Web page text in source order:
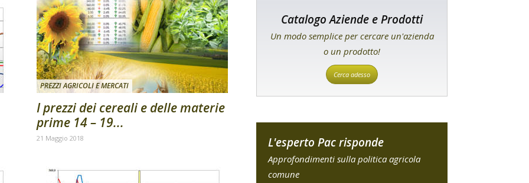
PREZZI AGRICOLI E MERCATI
I prezzi dei cereali e delle materie
prime 14 – 19...
21 Maggio 2018
Catalogo Aziende e Prodotti
Un modo semplice per cercare un'azienda
o un prodotto!
Cerca adesso
L'esperto Pac risponde
Approfondimenti sulla politica agricola
comune